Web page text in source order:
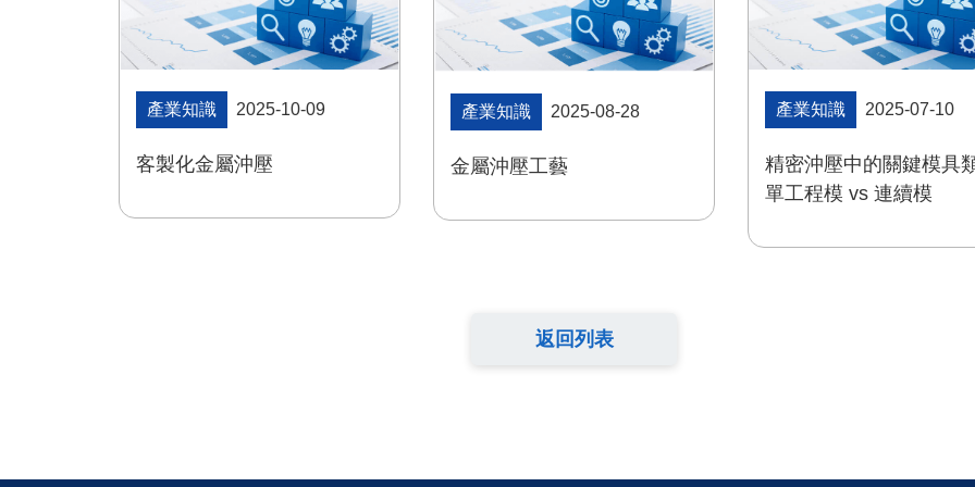
產業知識 2025-10-09
客製化金屬沖壓
產業知識 2025-08-28
金屬沖壓工藝
產業知識 2025-07-10
精密沖壓中的關鍵模具
單工程模 vs 連續模
返回列表